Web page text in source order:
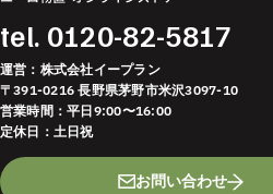
tel. 0120-82-5817
運営：株式会社イープラン
〒391-0216 長野県茅野市米沢3097-10
営業時間：平日9:00〜16:00
定休日：土日祝
お問い合わせ